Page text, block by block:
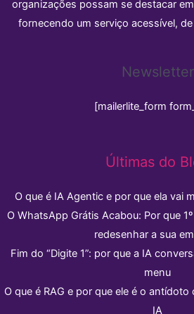
organizações possam se destacar
fornecendo um serviço acessível,
Newsletter
[mailerlite_form
Últimas do
O que é IA Agentic e por que ela vai
O WhatsApp Grátis Acabou: Por que
redesenhar a sua
Fim do “Digite 1”: por que a IA
menu
O que é RAG e por que ele é o
IA